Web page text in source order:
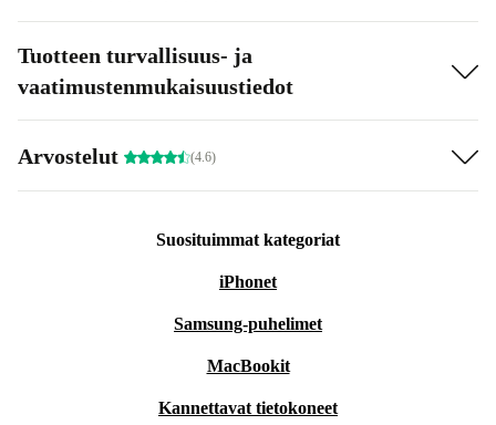
Tuotteen turvallisuus- ja
vaatimustenmukaisuustiedot
Arvostelut (4.6)
Suosituimmat kategoriat
iPhonet
Samsung-puhelimet
MacBookit
Kannettavat tietokoneet